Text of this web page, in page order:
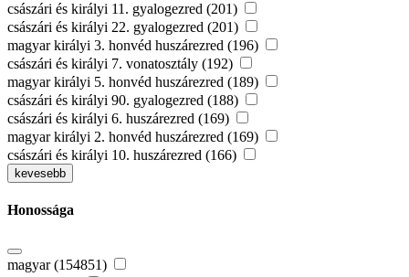
császári és királyi 11. gyalogezred (201)
császári és királyi 22. gyalogezred (201)
magyar királyi 3. honvéd huszárezred (196)
császári és királyi 7. vonatosztály (192)
magyar királyi 5. honvéd huszárezred (189)
császári és királyi 90. gyalogezred (188)
császári és királyi 6. huszárezred (169)
magyar királyi 2. honvéd huszárezred (169)
császári és királyi 10. huszárezred (166)
kevesebb
Honossága
magyar (154851)